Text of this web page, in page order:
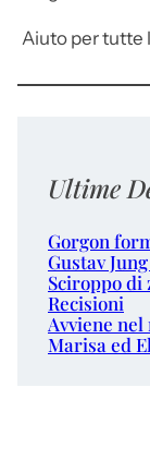
Aiuto per tutte
Ultime
Gorgon
Gustav
Sciroppo di
Recisioni
Avviene nel
Marisa ed